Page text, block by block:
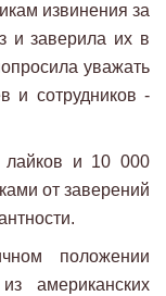
извинения за
и заверила их в
уважать
и сотрудников -
лайков и 10 000
от заверений
положении
американских